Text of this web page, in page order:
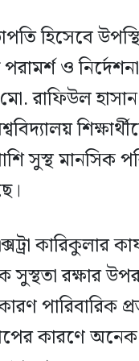
হিসেবে
পরামর্শ ও
রাফিউল
সুস্থ মানসিক
কারিকুলার
সুস্থতা রক্ষার
পারিবারিক
কারণে অনেক